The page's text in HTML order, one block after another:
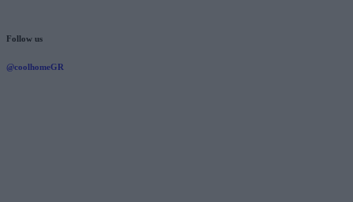
Follow us
@coolhomeGR